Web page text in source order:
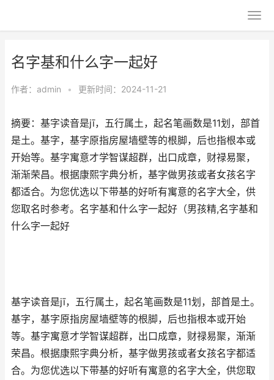
名字基和什么字一起好
作者： admin • 更新时间：2024-11-21
摘要：基字读音是jī，五行属土，起名笔画数是11划，部首
是土。基字，基字原指房屋墙壁等的根脚，后也指根本或
开始等。基字寓意才学智谋超群，出口成章，财禄易聚，
渐渐荣昌。根据康熙字典分析，基字做男孩或者女孩名字
都适合。为您优选以下带基的好听有寓意的名字大全，供
您取名时参考。名字基和什么字一起好（男孩精,名字基和
什么字一起好
基字读音是jī，五行属土，起名笔画数是11划，部首是土。
基字，基字原指房屋墙壁等的根脚，后也指根本或开始
等。基字寓意才学智谋超群，出口成章，财禄易聚，渐渐
荣昌。根据康熙字典分析，基字做男孩或者女孩名字都适
合。为您优选以下带基的好听有寓意的名字大全，供您取